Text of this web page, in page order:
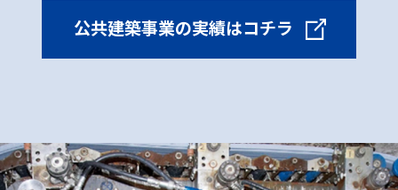
公共建築事業の実績はコチラ